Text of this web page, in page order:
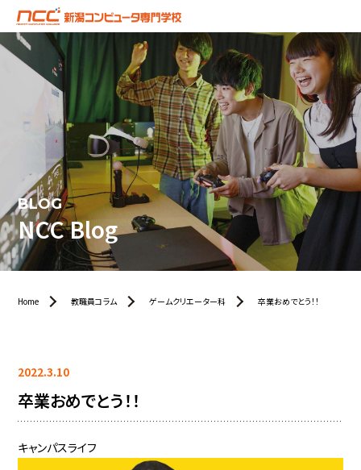
BLOG
NCC Blog
Home 教職員コラム ゲームクリエーター科 卒業おめでとう！！
2022.3.10
卒業おめでとう！！
キャンパスライフ